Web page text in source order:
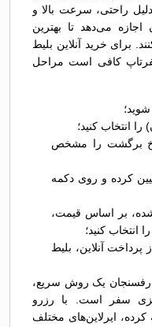
راحتی، سرعت بالا و
می‌دهد تا بهترین
برای خرید آنلاین بلیط
کافی است مراحل
انتخاب کنید؛
برگشت را مشخص
کرده و روی دکمه
بر اساس قیمت،
انتخاب کنید؛
آنلاین، بلیط
رفسنجان یک روش سریع،
سفر است. با رزرو
کرده، ایرلاین‌های مختلف